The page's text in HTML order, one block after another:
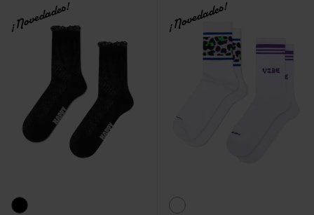
¡Novedades! ¡Novedades!